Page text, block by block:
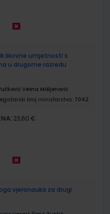
likovne umjetnosti s
u drugome razredu
Vesna Mišljenović
broj ministarstva: 7042
23,60 €
vjeronauka za drugi